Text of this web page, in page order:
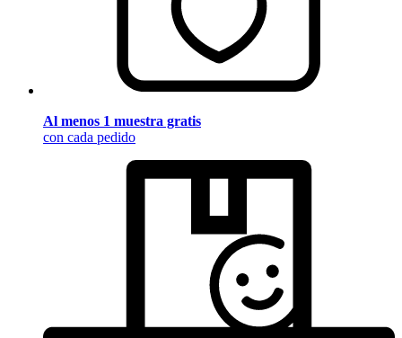
Al menos 1 muestra gratis
con cada pedido